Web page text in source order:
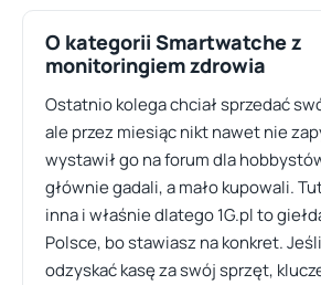
O kategorii Smartwatche z
monitoringiem zdrowia
Ostatnio kolega chciał sprzedać
ale przez miesiąc nikt nawet nie
wystawił go na forum dla
głównie gadali, a mało kupowali.
inna i właśnie dlatego 1G.pl to
Polsce, bo stawiasz na konkret.
odzyskać kasę za swój sprzęt,